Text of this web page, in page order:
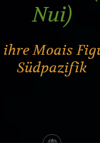
Nui)
ihre Moais
Südpazifik